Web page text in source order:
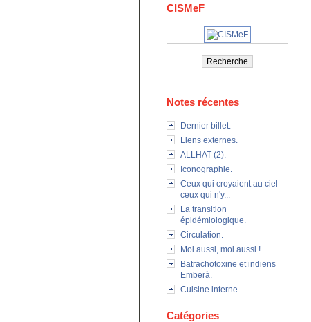
CISMeF
Notes récentes
Dernier billet.
Liens externes.
ALLHAT (2).
Iconographie.
Ceux qui croyaient au ciel
ceux qui n'y...
La transition
épidémiologique.
Circulation.
Moi aussi, moi aussi !
Batrachotoxine et indiens
Emberà.
Cuisine interne.
Catégories